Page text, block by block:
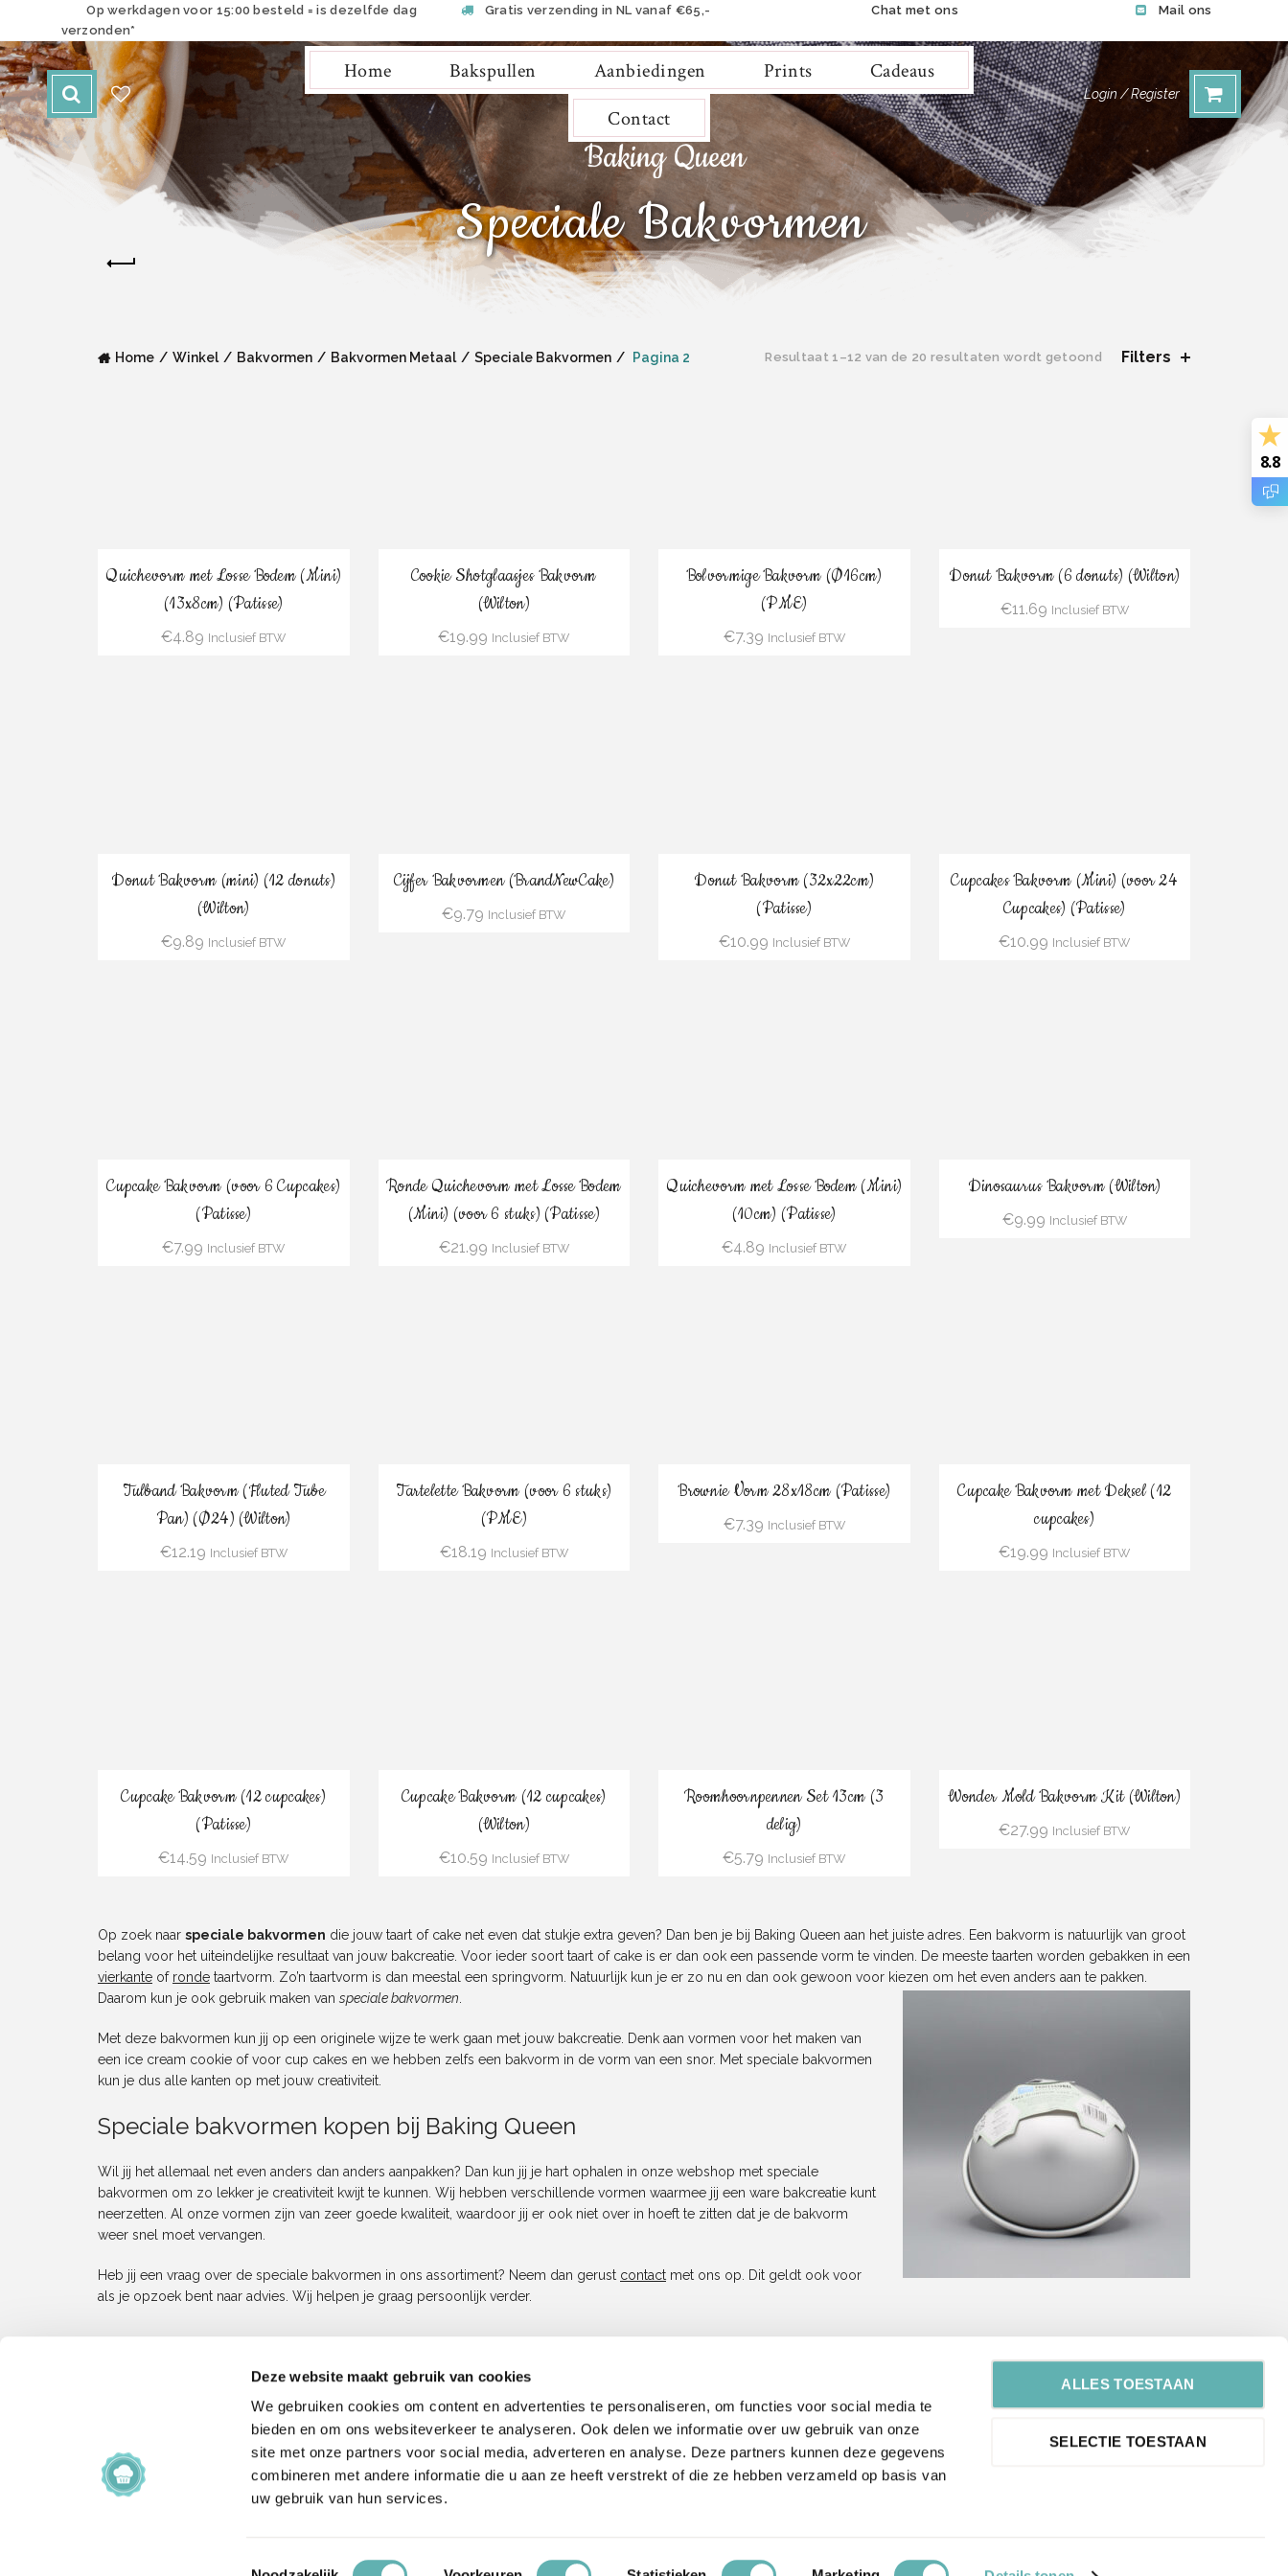
Deze website maakt gebruik van cookies
We gebruiken cookies om content en advertenties te personaliseren, om functies voor social media te
bieden en om ons websiteverkeer te analyseren. Ook delen we informatie over uw gebruik van onze
site met onze partners voor social media, adverteren en analyse. Deze partners kunnen deze gegevens
combineren met andere informatie die u aan ze heeft verstrekt of die ze hebben verzameld op basis van
uw gebruik van hun services.
Toestemmingsselectie
ALLES TOESTAAN
SELECTIE TOESTAAN
Op werkdagen voor 15:00 besteld = is dezelfde dag
verzonden*
Gratis verzending in NL vanaf €65,- Chat met ons Mail ons
Home Bakspullen Aanbiedingen Prints
Cadeaus
Contact
Login / Register
Speciale Bakvormen
Home Winkel Bakvormen Bakvormen Metaal Speciale Bakvormen Pagina 2 Resultaat 1–12 van de 20 resultaten wordt getoond Gesorteerd
Filters
Bestel
Quichevorm met Losse Bodem (Mini)
(13x8cm) (Patisse)
€4.89 Inclusief BTW
Bestel
Cookie Shotglaasjes Bakvorm
(Wilton)
€19.99 Inclusief BTW
Bestel
Bolvormige Bakvorm (Ø16cm)
(PME)
€7.39 Inclusief BTW
Bestel
Donut Bakvorm (6 donuts) (Wilton)
€11.69 Inclusief BTW
Bestel
Donut Bakvorm (mini) (12 donuts)
(Wilton)
€9.89 Inclusief BTW
Optie Selecteren
Cijfer Bakvormen (BrandNewCake)
€9.79 Inclusief BTW
Bestel
Donut Bakvorm (32x22cm)
(Patisse)
€10.99 Inclusief BTW
Bestel
Cupcakes Bakvorm (Mini) (voor 24
Cupcakes) (Patisse)
€10.99 Inclusief BTW
Bestel
Cupcake Bakvorm (voor 6 Cupcakes)
(Patisse)
€7.99 Inclusief BTW
Bestel
Ronde Quichevorm met Losse Bodem
(Mini) (voor 6 stuks) (Patisse)
€21.99 Inclusief BTW
Bestel
Quichevorm met Losse Bodem (Mini)
(10cm) (Patisse)
€4.89 Inclusief BTW
Bestel
Dinosaurus Bakvorm (Wilton)
€9.99 Inclusief BTW
Bestel
Tulband Bakvorm (Fluted Tube
Pan) (Ø24) (Wilton)
€12.19 Inclusief BTW
Bestel
Tartelette Bakvorm (voor 6 stuks)
(PME)
€18.19 Inclusief BTW
Bestel
Brownie Vorm 28x18cm (Patisse)
€7.39 Inclusief BTW
Bestel
Cupcake Bakvorm met Deksel (12
cupcakes)
€19.99 Inclusief BTW
Bestel
Cupcake Bakvorm (12 cupcakes)
(Patisse)
€14.59 Inclusief BTW
Bestel
Cupcake Bakvorm (12 cupcakes)
(Wilton)
€10.59 Inclusief BTW
Bestel
Roomhoornpennen Set 13cm (3
delig)
€5.79 Inclusief BTW
Bestel
Wonder Mold Bakvorm Kit (Wilton)
€27.99 Inclusief BTW
Op zoek naar speciale bakvormen die jouw taart of cake net even dat stukje extra geven? Dan ben je bij Baking Queen aan het juiste adres. Een bakvorm is natuurlijk van groot
belang voor het uiteindelijke resultaat van jouw bakcreatie. Voor ieder soort taart of cake is er dan ook een passende vorm te vinden. De meeste taarten worden gebakken in een
vierkante of ronde taartvorm. Zo’n taartvorm is dan meestal een springvorm. Natuurlijk kun je er zo nu en dan ook gewoon voor kiezen om het even anders aan te pakken.
Daarom kun je ook gebruik maken van speciale bakvormen
Met deze bakvormen kun jij op een originele wijze te werk gaan met jouw bakcreatie. Denk aan vormen voor het maken van
een ice cream cookie of voor cup cakes en we hebben zelfs een bakvorm in de vorm van een snor. Met speciale bakvormen
kun je dus alle kanten op met jouw creativiteit.
Speciale bakvormen kopen bij Baking Queen
Wil jij het allemaal net even anders dan anders aanpakken? Dan kun jij je hart ophalen in onze webshop met speciale
bakvormen om zo lekker je creativiteit kwijt te kunnen. Wij hebben verschillende vormen waarmee jij een ware bakcreatie kunt
neerzetten. Al onze vormen zijn van zeer goede kwaliteit, waardoor jij er ook niet over in hoeft te zitten dat je de bakvorm
weer snel moet vervangen.
Heb jij een vraag over de speciale bakvormen in ons assortiment? Neem dan gerust contact met ons op. Dit geldt ook voor
als je opzoek bent naar advies. Wij helpen je graag persoonlijk verder.
Baking Queen is een webwinkel die
Klantenservice
Veelgestelde vragen
Afhalen – Verzenden – Levertijd
Contact
8.8